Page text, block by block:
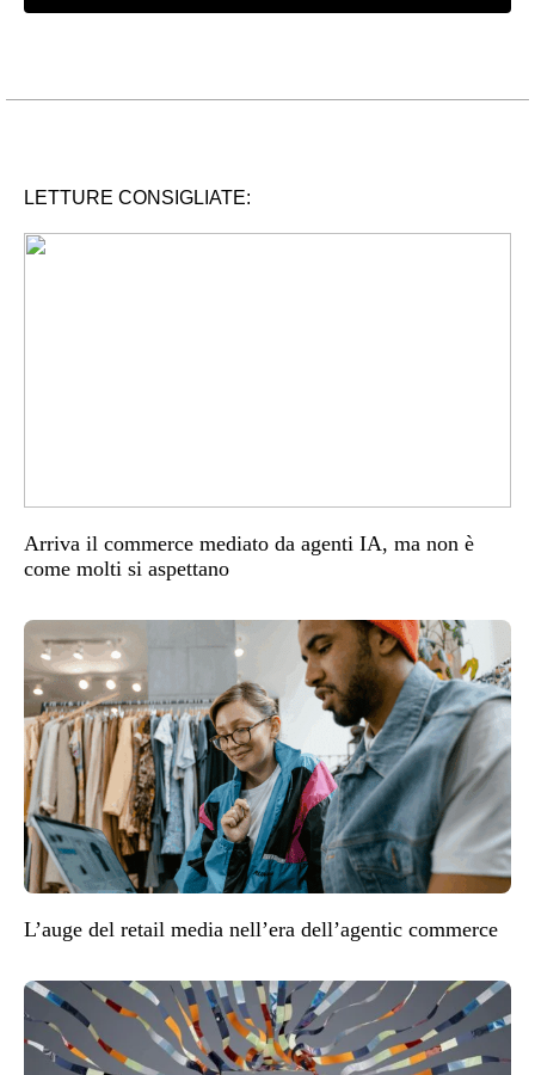
LETTURE CONSIGLIATE:
Arriva il commerce mediato da agenti IA, ma non è
come molti si aspettano
L’auge del retail media nell’era dell’agentic commerce